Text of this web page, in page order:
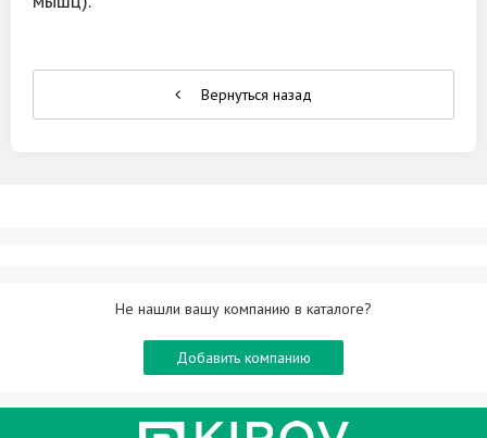
Вернуться назад
Не нашли вашу компанию в каталоге?
Добавить компанию